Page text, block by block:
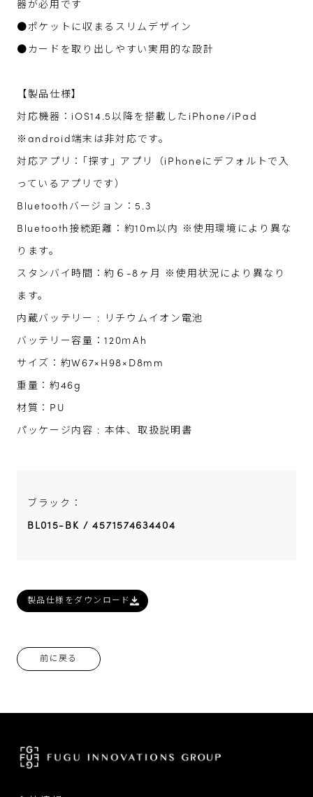
器が必用です
●ポケットに収まるスリムデザイン
●カードを取り出しやすい実用的な設計
【製品仕様】
対応機器：iOS14.5以降を搭載したiPhone/iPad
※android端末は非対応です。
対応アプリ：｢探す｣ アプリ（iPhoneにデフォルトで入
っているアプリです）
Bluetoothバージョン：5.3
Bluetooth接続距離：約10m以内 ※使用環境により異な
ります。
スタンバイ時間：約６-8ヶ月 ※使用状況により異なり
ます。
内蔵バッテリー : リチウムイオン電池
バッテリー容量：120ｍAh
サイズ：約W67×H98×D8mm
重量：約46g
材質：PU
パッケージ内容 : 本体、取扱説明書
ブラック：
BL015-BK / 4571574634404
製品仕様をダウンロード
前に戻る